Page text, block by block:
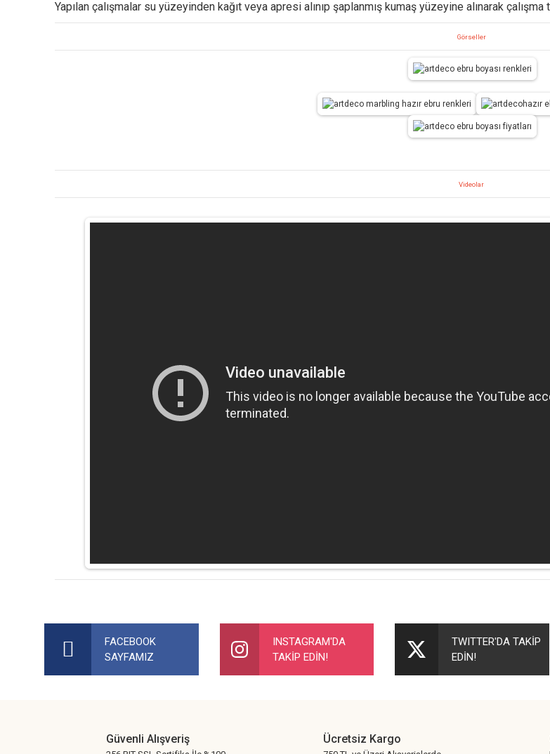
Yapılan çalışmalar su yüzeyinden kağıt veya apresi alınıp şaplanmış kumaş yüzeyine alınarak çalışma
Görseller
Videolar
Bu ürüne ilk yorumu siz yapın!
Bu ürüne benzer farklı alternatifler olmalı.
FACEBOOK
SAYFAMIZ
INSTAGRAM'DA
TAKİP EDİN!
TWITTER'DA TAKİP
EDİN!
Güvenli Alışveriş Ücretsiz Kargo